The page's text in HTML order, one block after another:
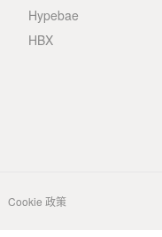
Hypebae
HBX
Cookie 政策